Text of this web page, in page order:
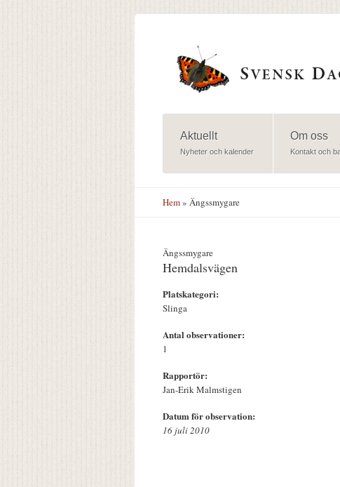
Aktuellt
Nyheter och kalender
Om oss
Kontakt och
Hem» Ängssmygare
Ängssmygare
Hemdalsvägen
Platskategori:
Slinga
Antal observationer:
1
Rapportör:
Jan-Erik Malmstigen
Datum för observation:
16 juli 2010